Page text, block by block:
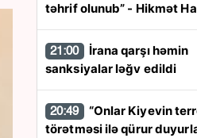
təhrif olunub” - Hikmət
21:00
sanksiyalar ləğv edildi
20:49
törətməsi ilə qürur